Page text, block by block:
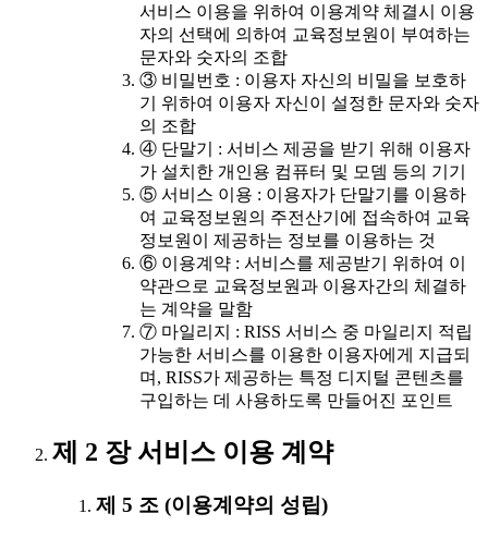
서비스 이용을 위하여 이용계약 체결시 이용
자의 선택에 의하여 교육정보원이 부여하는
문자와 숫자의 조합
③ 비밀번호 : 이용자 자신의 비밀을 보호하
기 위하여 이용자 자신이 설정한 문자와 숫자
의 조합
④ 단말기 : 서비스 제공을 받기 위해 이용자
가 설치한 개인용 컴퓨터 및 모뎀 등의 기기
⑤ 서비스 이용 : 이용자가 단말기를 이용하
여 교육정보원의 주전산기에 접속하여 교육
정보원이 제공하는 정보를 이용하는 것
⑥ 이용계약 : 서비스를 제공받기 위하여 이
약관으로 교육정보원과 이용자간의 체결하
는 계약을 말함
⑦ 마일리지 : RISS 서비스 중 마일리지 적립
가능한 서비스를 이용한 이용자에게 지급되
며, RISS가 제공하는 특정 디지털 콘텐츠를
구입하는 데 사용하도록 만들어진 포인트
제 2 장 서비스 이용 계약
제 5 조 (이용계약의 성립)